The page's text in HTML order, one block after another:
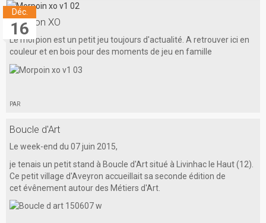
Contact
16
Déc.
Morpion XO
par
Le morpion est un petit jeu toujours d'actualité. A retrouver ici en
couleur et en bois pour des moments de jeu en famille
Boucle d'Art
Le week-end du 07 juin 2015,
je tenais un petit stand à Boucle d'Art situé à Livinhac le Haut (12).
Ce petit village d'Aveyron accueillait sa seconde édition de
cet évênement autour des Métiers d'Art.